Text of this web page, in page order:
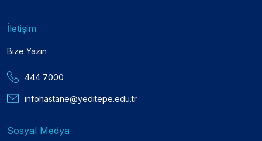
İletişim
Bize Yazın
444 7000
infohastane@yeditepe.edu.tr
Sosyal Medya